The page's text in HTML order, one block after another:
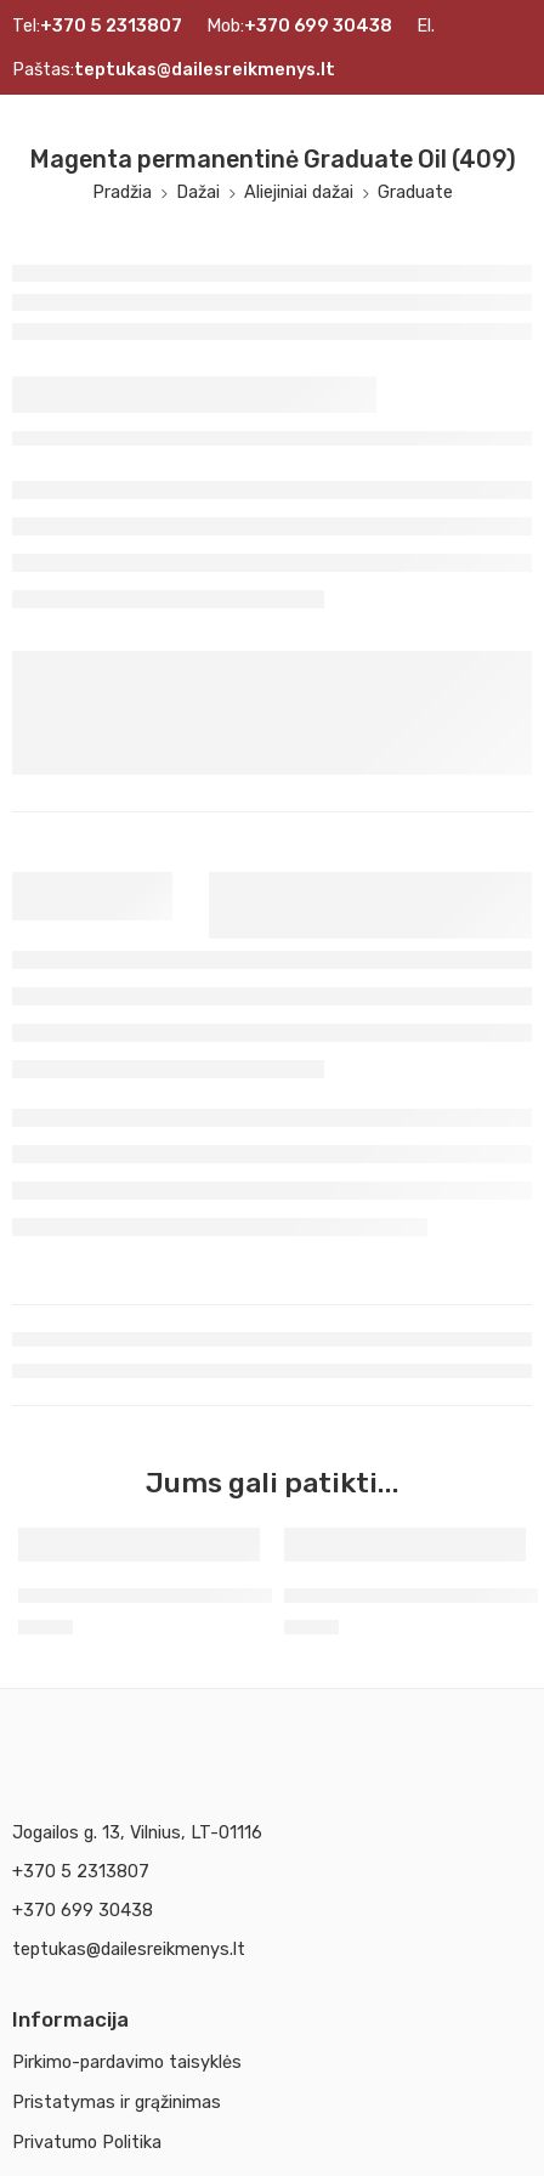
Tel:+370 5 2313807 Mob:+370 699 30438 El.
Paštas:teptukas@dailesreikmenys.lt
Magenta permanentinė Graduate Oil (409)
Pradžia Dažai Aliejiniai dažai Graduate
Jums gali patikti...
Jogailos g. 13, Vilnius, LT-01116
+370 5 2313807
+370 699 30438
teptukas@dailesreikmenys.lt
Informacija
Pirkimo-pardavimo taisyklės
Pristatymas ir grąžinimas
Privatumo Politika